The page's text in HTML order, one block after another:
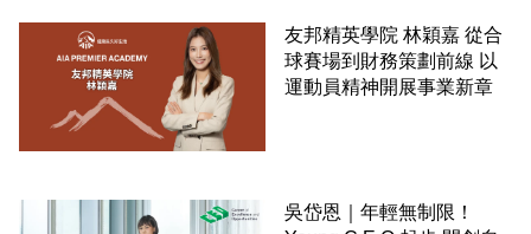
友邦精英學院 林穎嘉 從合
球賽場到財務策劃前線 以
運動員精神開展事業新章
吳岱恩｜年輕無制限！